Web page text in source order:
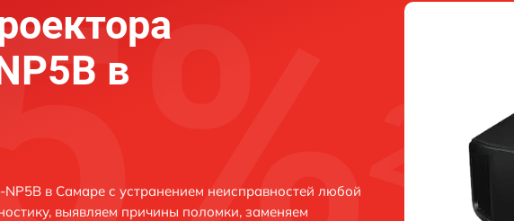
в
в Самаре с устранением неисправностей любой
выявляем причины поломки, заменяем